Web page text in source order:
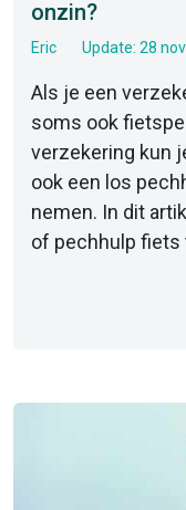
onzin?
Eric Update: 28
Als je een
soms ook
verzekering kun
ook een los
nemen. In dit
of pechhulp fiets